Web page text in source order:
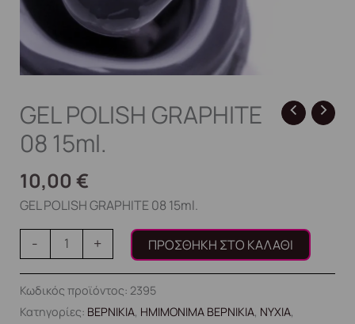
GEL POLISH GRAPHITE
08 15ml.
10,00 €
GEL POLISH GRAPHITE 08 15ml.
- + ΠΡΟΣΘΉΚΗ ΣΤΟ ΚΑΛΆΘΙ
Κωδικός προϊόντος: 2395
Κατηγορίες: ΒΕΡΝΙΚΙΑ, ΗΜΙΜΟΝΙΜΑ ΒΕΡΝΙΚΙΑ, ΝΥΧΙΑ,